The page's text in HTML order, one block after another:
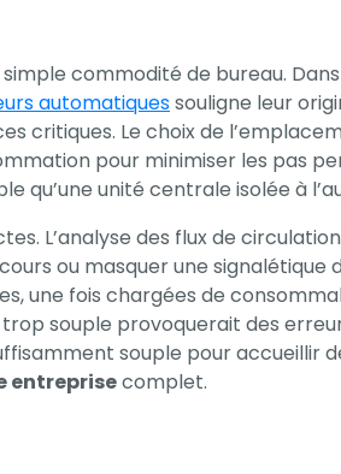
commodité de bureau.
automatiquessouligne leur
critiques. Le choix de
pour minimiser les pas
qu’une unité centrale isolée à
L’analyse des flux de
ou masquer une signalétique
une fois chargées de
souple provoquerait des
souple pour accueillir
entreprisecomplet.